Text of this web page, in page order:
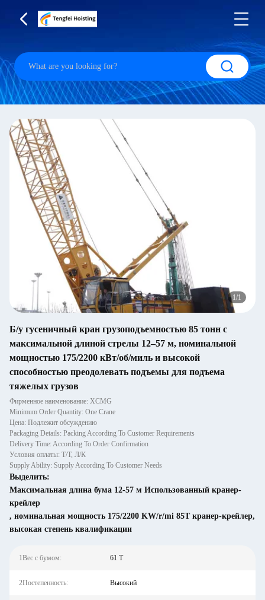
1/1
Б/у гусеничный кран грузоподъемностью 85 тонн с
максимальной длиной стрелы 12–57 м, номинальной
мощностью 175/2200 кВт/об/миль и высокой
способностью преодолевать подъемы для подъема
тяжелых грузов
Фирменное наименование: XCMG
Minimum Order Quantity: One Crane
Цена: Подлежит обсуждению
Packaging Details: Packing According To Customer Requirements
Delivery Time: According To Order Confirmation
Условия оплаты: Т/Т, Л/К
Supply Ability: Supply According To Customer Needs
Выделить:
Максимальная длина бума 12-57 м Использованный кранер-
крейлер
, номинальная мощность 175/2200 KW/r/mi 85T кранер-крейлер,
высокая степень квалификации
1Вес с бумом: 61 Т
2Постепенность: Высокий